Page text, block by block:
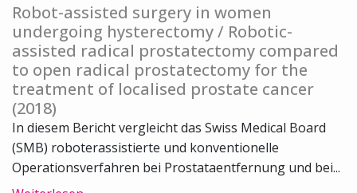
Robot-assisted surgery in women
undergoing hysterectomy / Robotic-
assisted radical prostatectomy compared
to open radical prostatectomy for the
treatment of localised prostate cancer
(2018)
In diesem Bericht vergleicht das Swiss Medical Board
(SMB) roboterassistierte und konventionelle
Operationsverfahren bei Prostataentfernung und bei...